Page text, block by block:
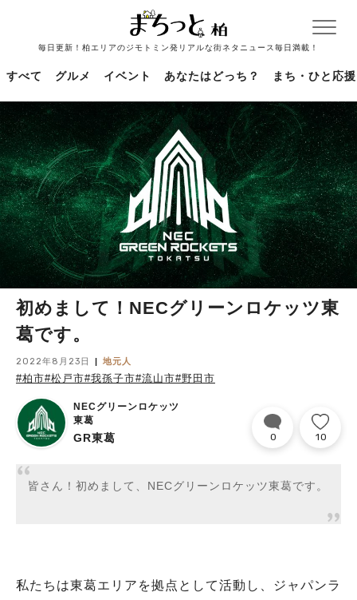
毎日更新！柏エリアのジモトミン発リアルな街ネタニュース毎日満載！
すべて グルメ イベント あなたはどっち？ まち・ひと応援
初めまして！NECグリーンロケッツ東
葛です。
2022年8月23日 地元人
#柏市#松戸市#我孫子市#流山市#野田市
NECグリーンロケッツ
東葛
GR東葛 0 10
皆さん！初めまして、NECグリーンロケッツ東葛です。
私たちは東葛エリアを拠点として活動し、ジャパンラ